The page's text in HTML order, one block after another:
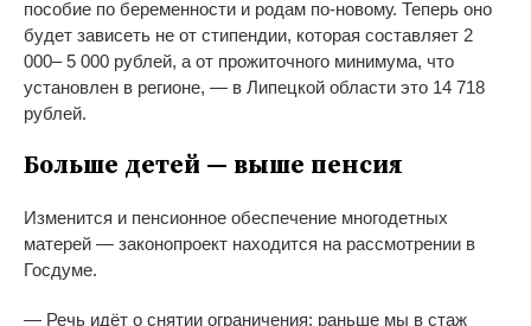
пособие по беременности и родам по-новому. Теперь оно
будет зависеть не от стипендии, которая составляет 2
000– 5 000 рублей, а от прожиточного минимума, что
установлен в регионе, — в Липецкой области это 14 718
рублей.
Больше детей — выше пенсия
Изменится и пенсионное обеспечение многодетных
матерей — законопроект находится на рассмотрении в
Госдуме.
— Речь идёт о снятии ограничения: раньше мы в стаж